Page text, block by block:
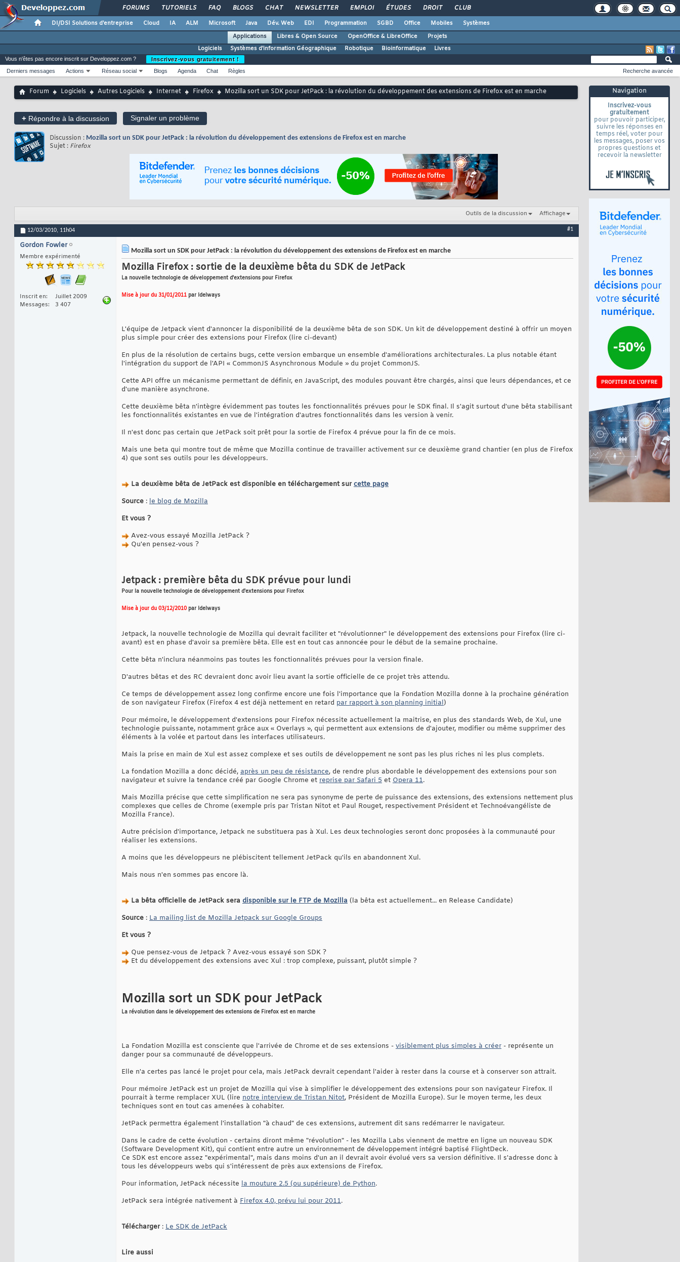
FORUMS TUTORIELS FAQ BLOGS CHAT NEWSLETTER EMPLOI ÉTUDES DROIT CLUB
DI/DSI Solutions d'entreprise Cloud IA ALM Microsoft Java Dév. Web EDI Programmation SGBD Office Mobiles
Systèmes
Applications
Libres & Open Source OpenOffice & LibreOffice
Projets
Logiciels
Systèmes d'information Géographique Robotique Bioinformatique Livres
Navigation
Inscrivez-vous
gratuitement
pour pouvoir participer,
suivre les réponses en
temps réel, voter pour
les messages, poser vos
propres questions et
recevoir la newsletter
Vous n'êtes pas encore inscrit sur Developpez.com ?
Inscrivez-vous gratuitement !
Derniers messages
Actions Réseau social Blogs Agenda Chat Règles Recherche avancée
Forum Logiciels Autres Logiciels Internet Firefox Mozilla sort un SDK pour JetPack : la révolution du développement des extensions de Firefox est en marche
+ Répondre à la discussion Signaler un problème
Discussion : Mozilla sort un SDK pour JetPack : la révolution du développement des extensions de Firefox est en marche
Sujet : Firefox
Outils de la discussion Affichage
12/03/2010, 11h04 #1
Gordon Fowler
Membre expérimenté
Inscrit en
Juillet 2009
Messages
3 407
Mozilla sort un SDK pour JetPack : la révolution du développement des extensions de Firefox est en marche
Mozilla Firefox : sortie de la deuxième bêta du SDK de JetPack
La nouvelle technologie de développement d'extensions pour Firefox
Mise à jour du 31/01/2011 par Idelways
L'équipe de Jetpack vient d'annoncer la disponibilité de la deuxième bêta de son SDK. Un kit de développement destiné à offrir un moyen
plus simple pour créer des extensions pour Firefox (lire ci-devant)
En plus de la résolution de certains bugs, cette version embarque un ensemble d'améliorations architecturales. La plus notable étant
l'intégration du support de l'API « CommonJS Asynchronous Module » du projet CommonJS.
Cette API offre un mécanisme permettant de définir, en JavaScript, des modules pouvant être chargés, ainsi que leurs dépendances, et ce
d'une manière asynchrone.
Cette deuxième bêta n'intègre évidemment pas toutes les fonctionnalités prévues pour le SDK final. Il s'agit surtout d'une bêta stabilisant
les fonctionnalités existantes en vue de l'intégration d'autres fonctionnalités dans les version à venir.
Il n'est donc pas certain que JetPack soit prêt pour la sortie de Firefox 4 prévue pour la fin de ce mois.
Mais une beta qui montre tout de même que Mozilla continue de travailler activement sur ce deuxième grand chantier (en plus de Firefox
4) que sont ses outils pour les développeurs.
La deuxième bêta de JetPack est disponible en téléchargement surcette page
Source : le blog de Mozilla
Et vous ?
Avez-vous essayé Mozilla JetPack ?
Qu'en pensez-vous ?
Jetpack : première bêta du SDK prévue pour lundi
Pour la nouvelle technologie de développement d'extensions pour Firefox
Mise à jour du 03/12/2010 par Idelways
Jetpack, la nouvelle technologie de Mozilla qui devrait faciliter et "révolutionner" le développement des extensions pour Firefox (lire ci-
avant) est en phase d'avoir sa première bêta. Elle est en tout cas annoncée pour le début de la semaine prochaine.
Cette bêta n'inclura néanmoins pas toutes les fonctionnalités prévues pour la version finale.
D'autres bêtas et des RC devraient donc avoir lieu avant la sortie officielle de ce projet très attendu.
Ce temps de développement assez long confirme encore une fois l'importance que la Fondation Mozilla donne à la prochaine génération
de son navigateur Firefox (Firefox 4 est déjà nettement en retard par rapport à son planning initial)
Pour mémoire, le développement d'extensions pour Firefox nécessite actuellement la maitrise, en plus des standards Web, de Xul, une
technologie puissante, notamment grâce aux « Overlays », qui permettent aux extensions de d'ajouter, modifier ou même supprimer des
éléments à la volée et partout dans les interfaces utilisateurs.
Mais la prise en main de Xul est assez complexe et ses outils de développement ne sont pas les plus riches ni les plus complets.
La fondation Mozilla a donc décidé, après un peu de résistance, de rendre plus abordable le développement des extensions pour son
navigateur et suivre la tendance créé par Google Chrome et reprise par Safari 5 et Opera 11.
Mais Mozilla précise que cette simplification ne sera pas synonyme de perte de puissance des extensions, des extensions nettement plus
complexes que celles de Chrome (exemple pris par Tristan Nitot et Paul Rouget, respectivement Président et Technoévangéliste de
Mozilla France).
Autre précision d'importance, Jetpack ne substituera pas à Xul. Les deux technologies seront donc proposées à la communauté pour
réaliser les extensions.
A moins que les développeurs ne plébiscitent tellement JetPack qu'ils en abandonnent Xul.
Mais nous n'en sommes pas encore là.
La bêta officielle de JetPack sera disponible sur le FTP de Mozilla (la bêta est actuellement... en Release Candidate)
Source : La mailing list de Mozilla Jetpack sur Google Groups
Et vous ?
Que pensez-vous de Jetpack ? Avez-vous essayé son SDK ?
Et du développement des extensions avec Xul : trop complexe, puissant, plutôt simple ?
Mozilla sort un SDK pour JetPack
La révolution dans le développement des extensions de Firefox est en marche
La Fondation Mozilla est consciente que l'arrivée de Chrome et de ses extensions - visiblement plus simples à créer - représente un
danger pour sa communauté de développeurs.
Elle n'a certes pas lancé le projet pour cela, mais JetPack devrait cependant l'aider à rester dans la course et à conserver son attrait.
Pour mémoire JetPack est un projet de Mozilla qui vise à simplifier le développement des extensions pour son navigateur Firefox. Il
pourrait à terme remplacer XUL (lire notre interview de Tristan Nitot, Président de Mozilla Europe). Sur le moyen terme, les deux
techniques sont en tout cas amenées à cohabiter.
JetPack permettra également l'installation "à chaud" de ces extensions, autrement dit sans redémarrer le navigateur.
Dans le cadre de cette évolution - certains diront même "révolution" - les Mozilla Labs viennent de mettre en ligne un nouveau SDK
(Software Development Kit), qui contient entre autre un environnement de développement intégré baptisé FlightDeck.
Ce SDK est encore assez "expérimental", mais dans moins d'un an il devrait avoir évolué vers sa version définitive. Il s'adresse donc à
tous les développeurs webs qui s'intéressent de près aux extensions de Firefox.
Pour information, JetPack nécessite la mouture 2.5 (ou supérieure) de Python.
JetPack sera intégrée nativement à Firefox 4.0, prévu lui pour 2011.
Télécharger: Le SDK de JetPack
Lire aussi